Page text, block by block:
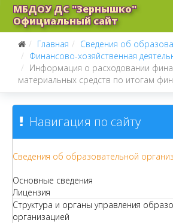
МБДОУ ДС "Зернышко"
Официальный сайт
Главная
Сведения об
Финансово-хозяйственная
Информация о расходовании
материальных средств по итогам
Навигация по сайту
Сведения об образовательной
Основные сведения
Лицензия
Структура и органы управления
организацией